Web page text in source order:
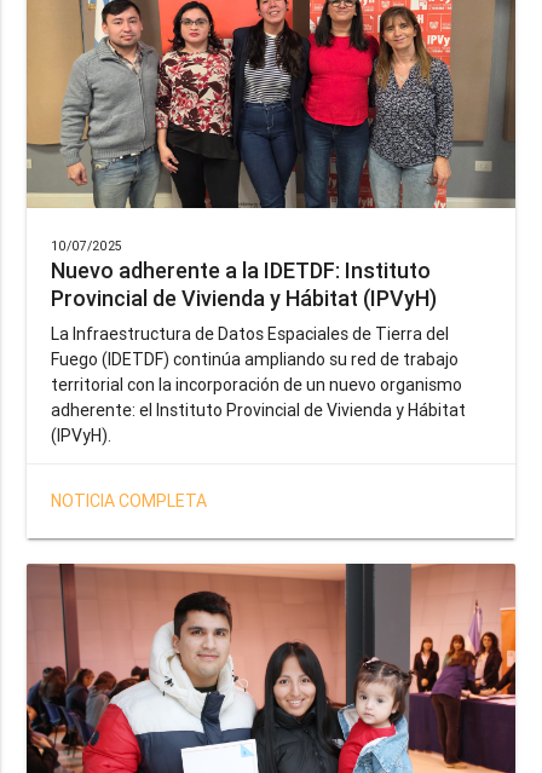
10/07/2025
Nuevo adherente a la IDETDF: Instituto
Provincial de Vivienda y Hábitat (IPVyH)
La Infraestructura de Datos Espaciales de Tierra del
Fuego (IDETDF) continúa ampliando su red de trabajo
territorial con la incorporación de un nuevo organismo
adherente: el Instituto Provincial de Vivienda y Hábitat
(IPVyH).
NOTICIA COMPLETA